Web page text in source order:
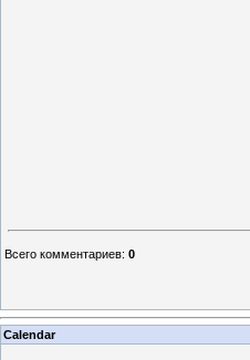
Всего комментариев: 0
Calendar